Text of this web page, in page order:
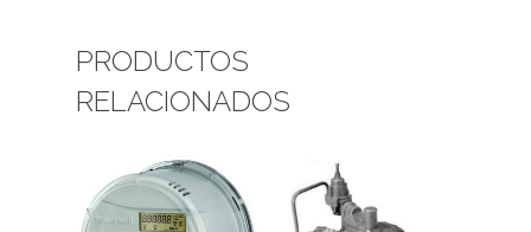
PRODUCTOS
RELACIONADOS